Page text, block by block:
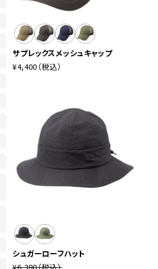
サプレックスメッシュキャップ
¥4,400 （税込）
シュガーローフハット